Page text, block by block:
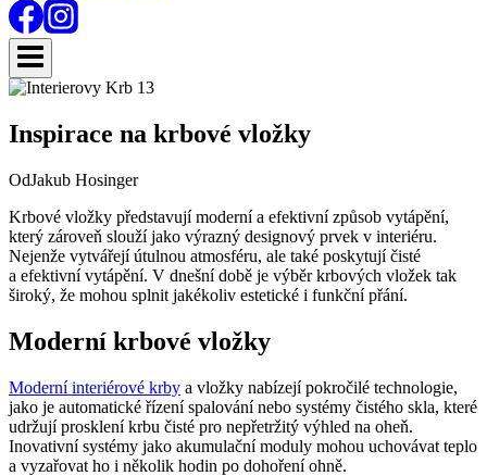
Inspirace na krbové vložky
OdJakub Hosinger
Krbové vložky představují moderní a efektivní způsob vytápění,
který zároveň slouží jako výrazný designový prvek v interiéru.
Nejenže vytvářejí útulnou atmosféru, ale také poskytují čisté
a efektivní vytápění. V dnešní době je výběr krbových vložek tak
široký, že mohou splnit jakékoliv estetické i funkční přání.
Moderní krbové vložky
Moderní interiérové krby a vložky nabízejí pokročilé technologie,
jako je automatické řízení spalování nebo systémy čistého skla, které
udržují prosklení krbu čisté pro nepřetržitý výhled na oheň.
Inovativní systémy jako akumulační moduly mohou uchovávat teplo
a vyzařovat ho i několik hodin po dohoření ohně.